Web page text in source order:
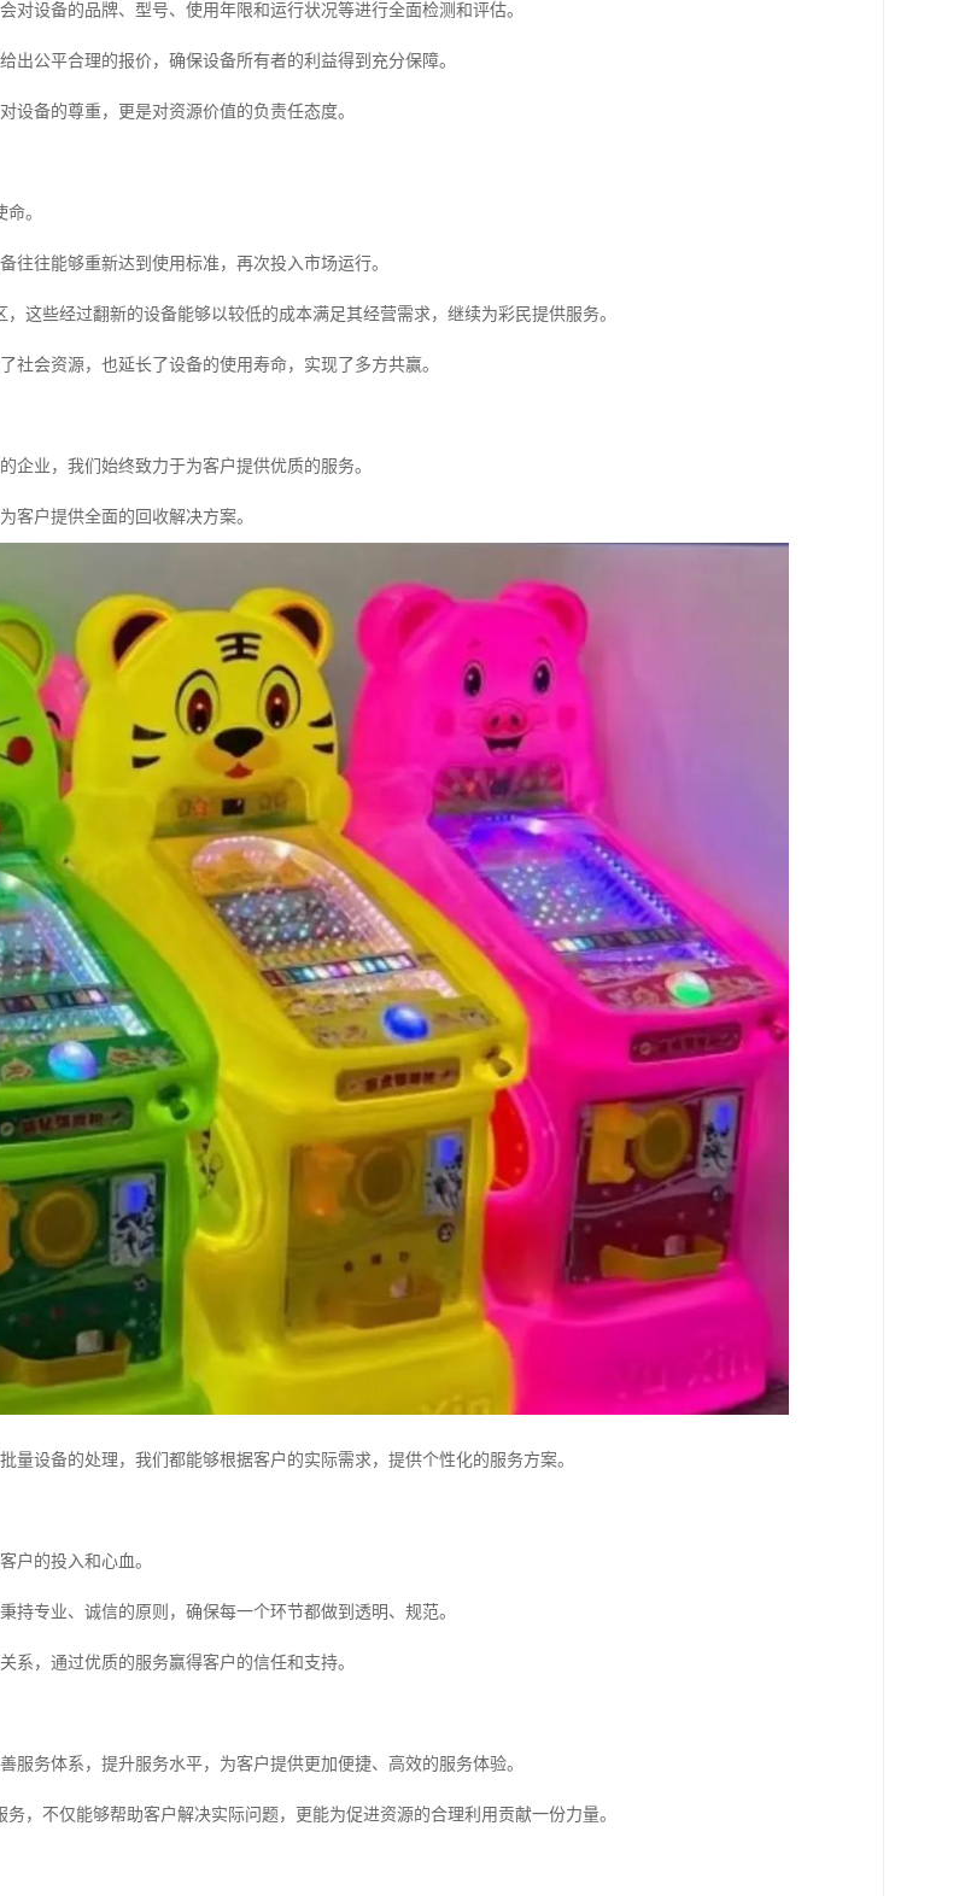
对设备的品牌、型号、使用年限和运行状况等进行全面检测和评估。
出公平合理的报价，确保设备所有者的利益得到充分保障。
设备的尊重，更是对资源价值的负责任态度。
。
往往能够重新达到使用标准，再次投入市场运行。
这些经过翻新的设备能够以较低的成本满足其经营需求，继续为彩民提供服务。
社会资源，也延长了设备的使用寿命，实现了多方共赢。
企业，我们始终致力于为客户提供优质的服务。
客户提供全面的回收解决方案。
量设备的处理，我们都能够根据客户的实际需求，提供个性化的服务方案。
户的投入和心血。
持专业、诚信的原则，确保每一个环节都做到透明、规范。
系，通过优质的服务赢得客户的信任和支持。
服务体系，提升服务水平，为客户提供更加便捷、高效的服务体验。
，不仅能够帮助客户解决实际问题，更能为促进资源的合理利用贡献一份力量。